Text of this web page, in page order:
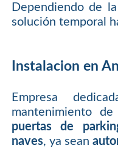
Dependiendo de
solución temporal
Instalacion en
Empresa
mantenimiento
puertas de
naves, ya sean